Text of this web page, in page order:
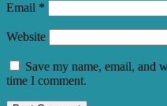
Email *
Website
Save my name, email, and
time I comment.